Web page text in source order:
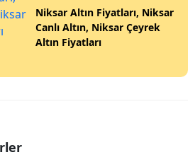
Niksar Altın Fiyatları, Niksar
Canlı Altın, Niksar Çeyrek
Altın Fiyatları